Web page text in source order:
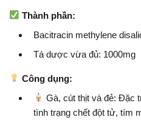
Thành phần:
Bacitracin methylene
Tá dược vừa đủ: 1000mg
Công dụng:
Gà, cút thịt và đẻ: Đặc
tình trạng chết đột tử, tím